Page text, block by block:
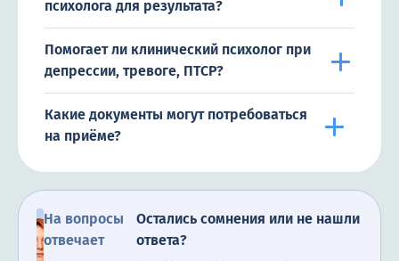
психолога для результата?
Помогает ли клинический психолог при
депрессии, тревоге, ПТСР?
Какие документы могут потребоваться
на приёме?
На вопросы
отвечает
Остались сомнения или не нашли
ответа?